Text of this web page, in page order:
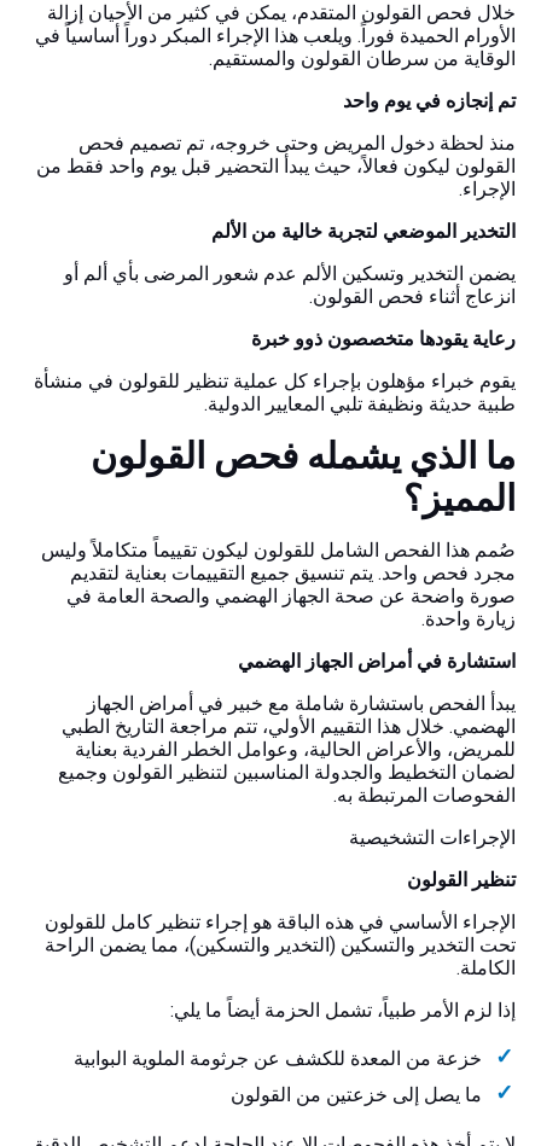
خلال فحص القولون المتقدم، يمكن في كثير من الأحيان إزالة
الأورام الحميدة فوراً. ويلعب هذا الإجراء المبكر دوراً أساسياً في
الوقاية من سرطان القولون والمستقيم.
تم إنجازه في يوم واحد
منذ لحظة دخول المريض وحتى خروجه، تم تصميم فحص
القولون ليكون فعالاً، حيث يبدأ التحضير قبل يوم واحد فقط من
الإجراء.
التخدير الموضعي لتجربة خالية من الألم
يضمن التخدير وتسكين الألم عدم شعور المرضى بأي ألم أو
انزعاج أثناء فحص القولون.
رعاية يقودها متخصصون ذوو خبرة
يقوم خبراء مؤهلون بإجراء كل عملية تنظير للقولون في منشأة
طبية حديثة ونظيفة تلبي المعايير الدولية.
ما الذي يشمله فحص القولون
المميز؟
صُمم هذا الفحص الشامل للقولون ليكون تقييماً متكاملاً وليس
مجرد فحص واحد. يتم تنسيق جميع التقييمات بعناية لتقديم
صورة واضحة عن صحة الجهاز الهضمي والصحة العامة في
زيارة واحدة.
استشارة في أمراض الجهاز الهضمي
يبدأ الفحص باستشارة شاملة مع خبير في أمراض الجهاز
الهضمي. خلال هذا التقييم الأولي، تتم مراجعة التاريخ الطبي
للمريض، والأعراض الحالية، وعوامل الخطر الفردية بعناية
لضمان التخطيط والجدولة المناسبين لتنظير القولون وجميع
الفحوصات المرتبطة به.
الإجراءات التشخيصية
تنظير القولون
الإجراء الأساسي في هذه الباقة هو إجراء تنظير كامل للقولون
تحت التخدير والتسكين (التخدير والتسكين)، مما يضمن الراحة
الكاملة.
إذا لزم الأمر طبياً، تشمل الحزمة أيضاً ما يلي:
خزعة من المعدة للكشف عن جرثومة الملوية البوابية
ما يصل إلى خزعتين من القولون